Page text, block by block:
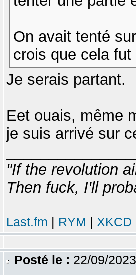
On avait tenté
crois que cela fut
Je serais partant.
Eet ouais, même
je suis arrivé sur
"If the revolution
Then fuck, I'll
Last.fm | RYM | XKCD
Posté le : 22/09/